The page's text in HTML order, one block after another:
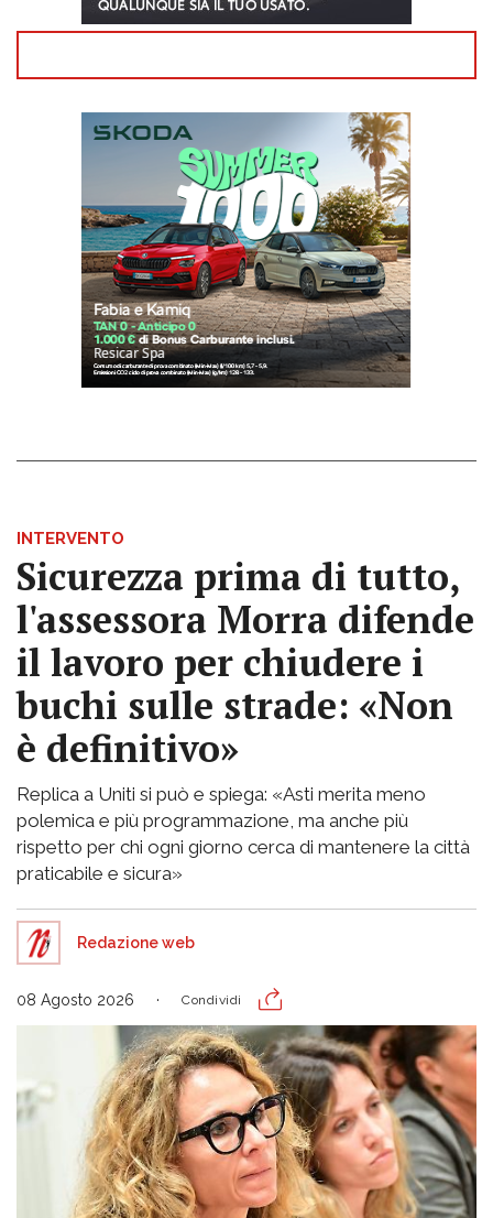
INTERVENTO
Sicurezza prima di tutto,
l'assessora Morra difende
il lavoro per chiudere i
buchi sulle strade: «Non
è definitivo»
Replica a Uniti si può e spiega: «Asti merita meno
polemica e più programmazione, ma anche più
rispetto per chi ogni giorno cerca di mantenere la città
praticabile e sicura»
Redazione web
08 Agosto 2026 Condividi